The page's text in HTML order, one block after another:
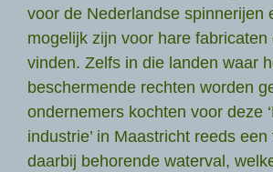
voor de Nederlandse spinnerijen
mogelijk zijn voor hare fabricaten
vinden. Zelfs in die landen waar
beschermende rechten worden
ondernemers kochten voor deze
industrie’ in Maastricht reeds
daarbij behorende waterval,